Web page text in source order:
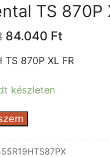
TS 870P
Original
was:
84.040 FtCurrent
is:
TS 870P XL FR
készleten